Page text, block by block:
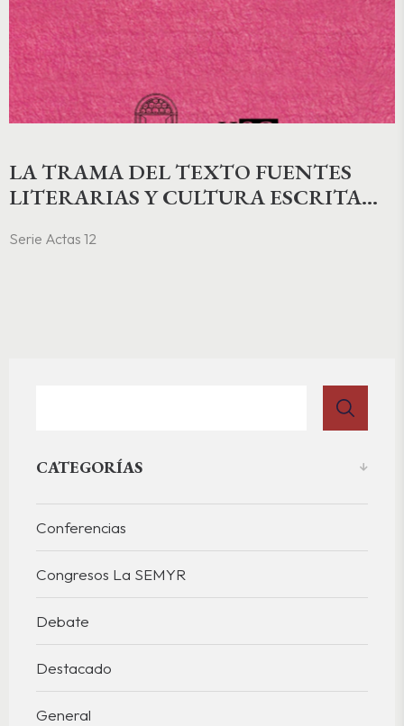
LA TRAMA DEL TEXTO FUENTES
LITERARIAS Y CULTURA ESCRITA
RENACIMIENTO
Serie Actas 12
CATEGORÍAS
Conferencias
Congresos La SEMYR
Debate
Destacado
General